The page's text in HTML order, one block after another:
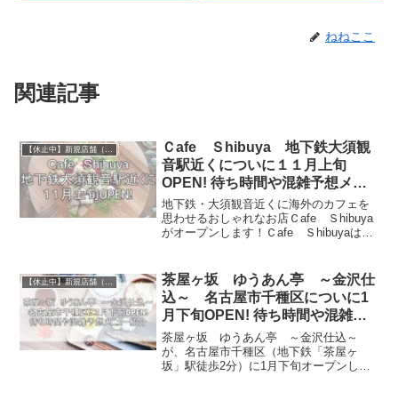
ねねここ
関連記事
Ｃafe Ｓhibuya 地下鉄大須観
音駅近くについに１１月上旬
OPEN! 待ち時間や混雑予想メニ
ュー紹介
地下鉄・大須観音近くに海外のカフェを
思わせるおしゃれなお店Ｃafe Ｓhibuya
がオープンします！Ｃafe Ｓhibuyaは、
といえば、おしゃれな雰囲気・おいしい
料理と人気のお店です。Ｃafe Ｓhibuya
もまた雰囲気の異なるおしゃれとおいし
さを提供してくれる素敵なお店になる
と……オープンを心待ちにしています♪し
かもカフェです！お昼に行けますね♪今回
は、そんなおしゃれなＣafe Ｓhibuyaの
メニュー・混雑情報などをまとめていき
【休止中】新規店舗（名古屋）
茶屋ヶ坂 ゆうあん亭 ～金沢仕
込～ 名古屋市千種区についに1
月下旬OPEN! 待ち時間や混雑予
想メニュー紹介
茶屋ヶ坂 ゆうあん亭 ～金沢仕込～
が、名古屋市千種区（地下鉄「茶屋ヶ
坂」駅徒歩2分）に1月下旬オープンしま